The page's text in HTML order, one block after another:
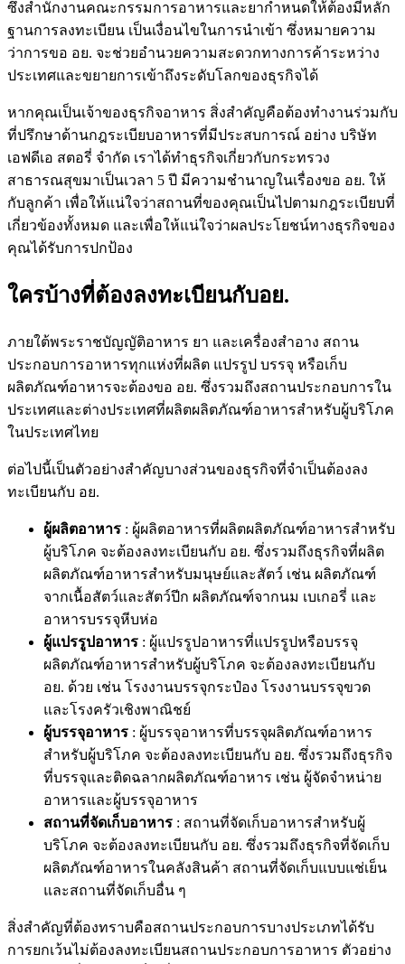
ซึ่งสํานักงานคณะกรรมการอาหารและยากำหนดให้ต้องมีหลัก
ฐานการลงทะเบียน เป็นเงื่อนไขในการนำเข้า ซึ่งหมายความ
ว่าการขอ อย. จะช่วยอำนวยความสะดวกทางการค้าระหว่าง
ประเทศและขยายการเข้าถึงระดับโลกของธุรกิจได้
หากคุณเป็นเจ้าของธุรกิจอาหาร สิ่งสำคัญคือต้องทำงานร่วมกับ
ที่ปรึกษาด้านกฎระเบียบอาหารที่มีประสบการณ์ อย่าง บริษัท
เอฟดีเอ สตอรี่ จำกัด เราได้ทำธุรกิจเกี่ยวกับกระทรวง
สาธารณสุขมาเป็นเวลา 5 ปี มีความชำนาญในเรื่องขอ อย. ให้
กับลูกค้า เพื่อให้แน่ใจว่าสถานที่ของคุณเป็นไปตามกฎระเบียบที่
เกี่ยวข้องทั้งหมด และเพื่อให้แน่ใจว่าผลประโยชน์ทางธุรกิจของ
คุณได้รับการปกป้อง
ใครบ้างที่ต้องลงทะเบียนกับอย.
ภายใต้พระราชบัญญัติอาหาร ยา และเครื่องสำอาง สถาน
ประกอบการอาหารทุกแห่งที่ผลิต แปรรูป บรรจุ หรือเก็บ
ผลิตภัณฑ์อาหารจะต้องขอ อย. ซึ่งรวมถึงสถานประกอบการใน
ประเทศและต่างประเทศที่ผลิตผลิตภัณฑ์อาหารสำหรับผู้บริโภค
ในประเทศไทย
ต่อไปนี้เป็นตัวอย่างสำคัญบางส่วนของธุรกิจที่จำเป็นต้องลง
ทะเบียนกับ อย.
ผู้ผลิตอาหาร : ผู้ผลิตอาหารที่ผลิตผลิตภัณฑ์อาหารสำหรับ
ผู้บริโภค จะต้องลงทะเบียนกับ อย. ซึ่งรวมถึงธุรกิจที่ผลิต
ผลิตภัณฑ์อาหารสำหรับมนุษย์และสัตว์ เช่น ผลิตภัณฑ์
จากเนื้อสัตว์และสัตว์ปีก ผลิตภัณฑ์จากนม เบเกอรี่ และ
อาหารบรรจุหีบห่อ
ผู้แปรรูปอาหาร : ผู้แปรรูปอาหารที่แปรรูปหรือบรรจุ
ผลิตภัณฑ์อาหารสำหรับผู้บริโภค จะต้องลงทะเบียนกับ
อย. ด้วย เช่น โรงงานบรรจุกระป๋อง โรงงานบรรจุขวด
และโรงครัวเชิงพาณิชย์
ผู้บรรจุอาหาร : ผู้บรรจุอาหารที่บรรจุผลิตภัณฑ์อาหาร
สำหรับผู้บริโภค จะต้องลงทะเบียนกับ อย. ซึ่งรวมถึงธุรกิจ
ที่บรรจุและติดฉลากผลิตภัณฑ์อาหาร เช่น ผู้จัดจำหน่าย
อาหารและผู้บรรจุอาหาร
สถานที่จัดเก็บอาหาร : สถานที่จัดเก็บอาหารสำหรับผู้
บริโภค จะต้องลงทะเบียนกับ อย. ซึ่งรวมถึงธุรกิจที่จัดเก็บ
ผลิตภัณฑ์อาหารในคลังสินค้า สถานที่จัดเก็บแบบแช่เย็น
และสถานที่จัดเก็บอื่น ๆ
สิ่งสำคัญที่ต้องทราบคือสถานประกอบการบางประเภทได้รับ
การยกเว้นไม่ต้องลงทะเบียนสถานประกอบการอาหาร ตัวอย่าง